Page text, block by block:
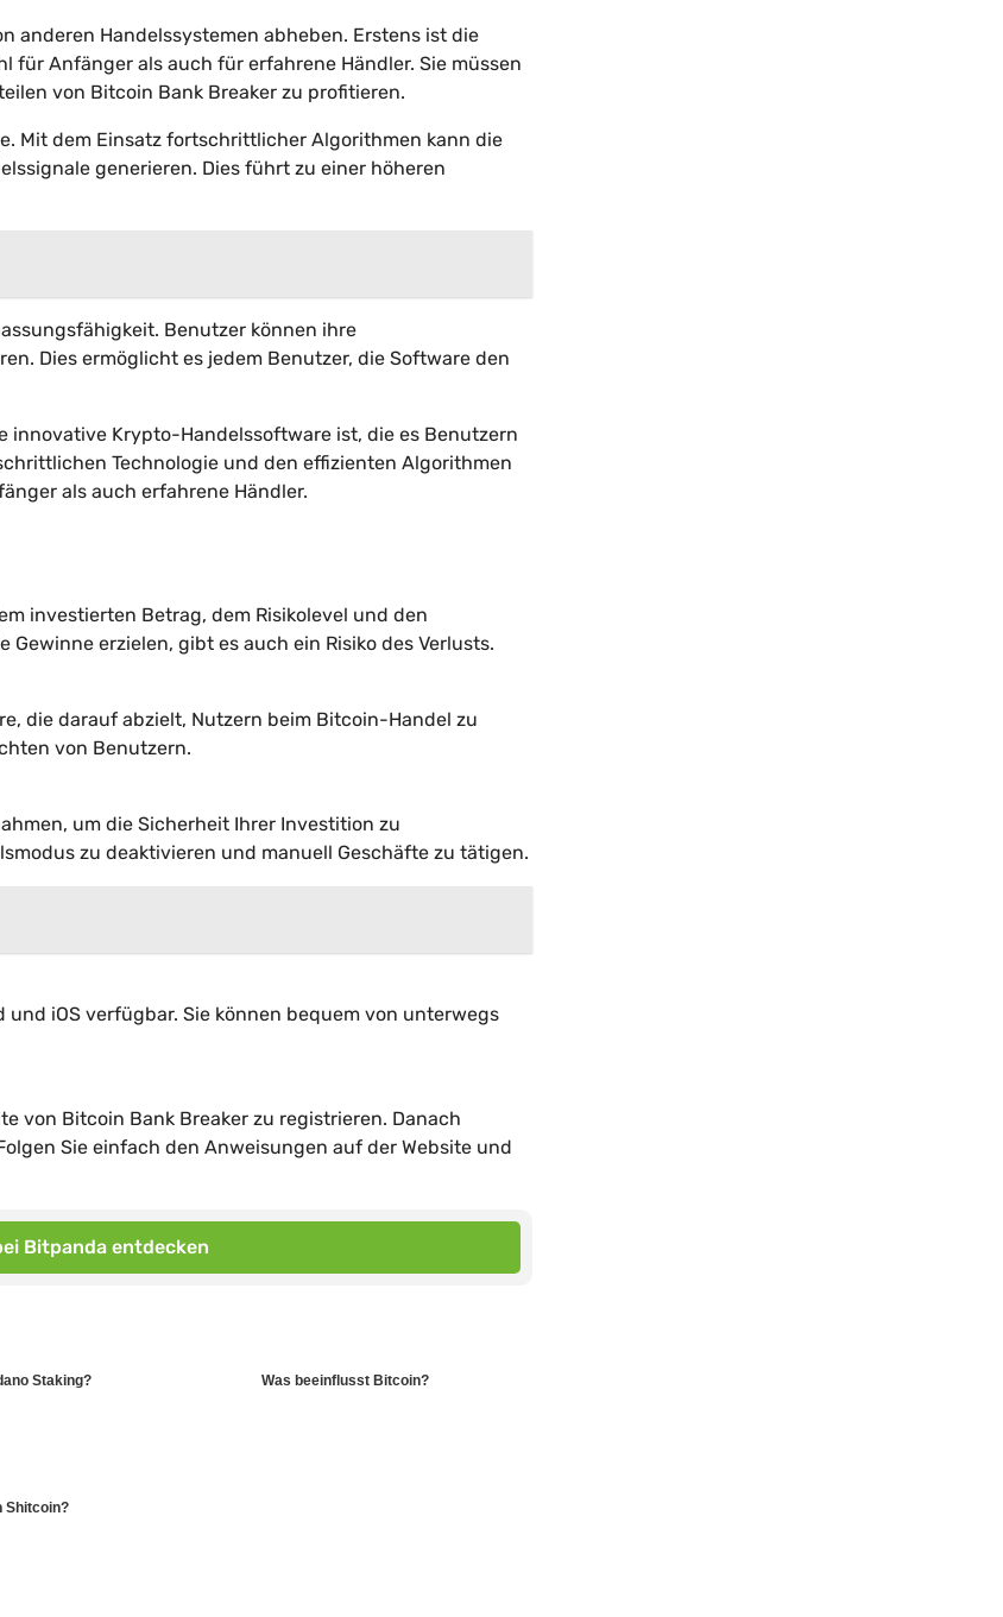
anderen Handelssystemen abheben. Erstens ist die
Anfänger als auch für erfahrene Händler. Sie müssen
von Bitcoin Bank Breaker zu profitieren.
Mit dem Einsatz fortschrittlicher Algorithmen kann die
generieren. Dies führt zu einer höheren
Benutzer können ihre
Dies ermöglicht es jedem Benutzer, die Software den
innovative Krypto-Handelssoftware ist, die es Benutzern
Technologie und den effizienten Algorithmen
als auch erfahrene Händler.
investierten Betrag, dem Risikolevel und den
erzielen, gibt es auch ein Risiko des Verlusts.
die darauf abzielt, Nutzern beim Bitcoin-Handel zu
von Benutzern.
um die Sicherheit Ihrer Investition zu
zu deaktivieren und manuell Geschäfte zu tätigen.
iOS verfügbar. Sie können bequem von unterwegs
von Bitcoin Bank Breaker zu registrieren. Danach
Sie einfach den Anweisungen auf der Website und
Bitpanda entdecken
Staking? Was beeinflusst Bitcoin?
Shitcoin?